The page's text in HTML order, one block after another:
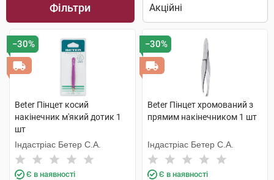
Фільтри
−30%
Beter Пінцет косий
накінечник м'який дотик 1
шт
Індастріас Бетер С.А.
Є в наявності
−30%
Beter Пінцет хромований з
прямим накінечником 1 шт
Індастріас Бетер С.А.
Є в наявності